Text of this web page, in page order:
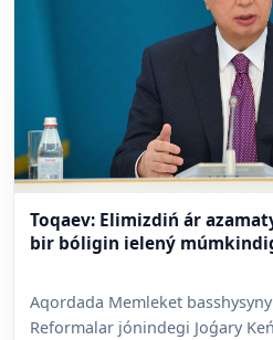
Toqaev: Elimizdiń ár
bir bóligin ielený
Aqordada Memleket
Reformalar jónindegi Joǵary